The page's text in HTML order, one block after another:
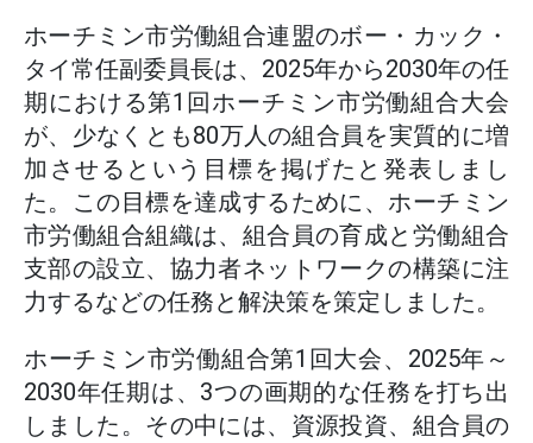
ホーチミン市労働組合連盟のボー・カック・
タイ常任副委員長は、2025年から2030年の任
期における第1回ホーチミン市労働組合大会
が、少なくとも80万人の組合員を実質的に増
加させるという目標を掲げたと発表しまし
た。この目標を達成するために、ホーチミン
市労働組合組織は、組合員の育成と労働組合
支部の設立、協力者ネットワークの構築に注
力するなどの任務と解決策を策定しました。
ホーチミン市労働組合第1回大会、2025年～
2030年任期は、3つの画期的な任務を打ち出
しました。その中には、資源投資、組合員の